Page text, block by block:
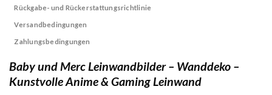
Rückgabe- und Rückerstattungsrichtlinie
Versandbedingungen
Zahlungsbedingungen
Baby und Merc Leinwandbilder – Wanddeko –
Kunstvolle Anime & Gaming Leinwand